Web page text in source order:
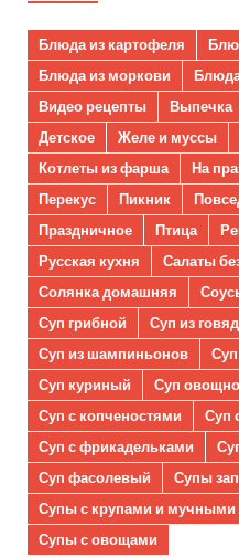
Блюда из картофеля
Блюда из моркови
Видео рецепты
Выпечка
Детское
Желе и муссы
Котлеты из фарша
На
Перекус
Пикник
Праздничное
Птица
Русская кухня
Салаты
Солянка домашняя
Суп грибной
Суп из
Суп из шампиньонов
Суп куриный
Суп
Суп с копченостями
Суп
Суп с фрикадельками
Суп фасолевый
Супы
Супы с крупами и мучными
Супы с овощами